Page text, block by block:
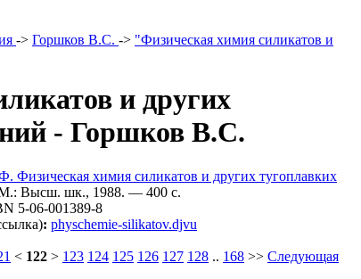
-> Горшков В.С. -> "Физическая химия силикатов и
и других
- Горшков В.С.
химия силикатов и других тугоплавких
Высш. шк., 1988. — 400 c.
5-06-001389-8
: physchemie-silikatov.djvu
< 122 > 123 124 125 126 127 128 .. 168 >> Следующая